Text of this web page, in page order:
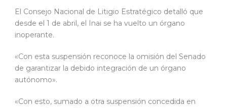
El Consejo Nacional de Litigio Estratégico detalló que
desde el 1 de abril, el Inai se ha vuelto un órgano
inoperante.
«Con esta suspensión reconoce la omisión del Senado
de garantizar la debido integración de un órgano
autónomo».
«Con esto, sumado a otra suspensión concedida en